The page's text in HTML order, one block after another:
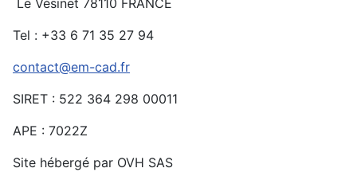
Tel : +33 6 71 35 27 94
contact@em-cad.fr
SIRET : 522 364 298 00011
APE : 7022Z
Site hébergé par OVH SAS